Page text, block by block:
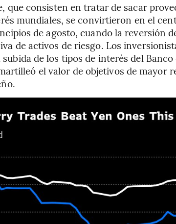
que consisten en tratar de sacar
mundiales, se convirtieron en el
de agosto, cuando la reversión
de activos de riesgo. Los
de los tipos de interés del
el valor de objetivos de mayor